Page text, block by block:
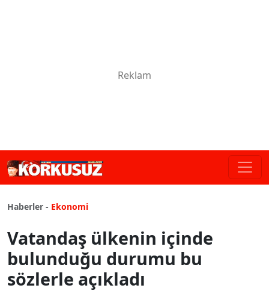
Haberler - Ekonomi
Vatandaş ülkenin içinde
bulunduğu durumu bu
sözlerle açıkladı